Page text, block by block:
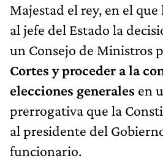
Majestad el rey, en el
al jefe del Estado la
un Consejo de Ministros
Cortes y proceder a la
elecciones generales en
prerrogativa que la
al presidente del
funcionario.